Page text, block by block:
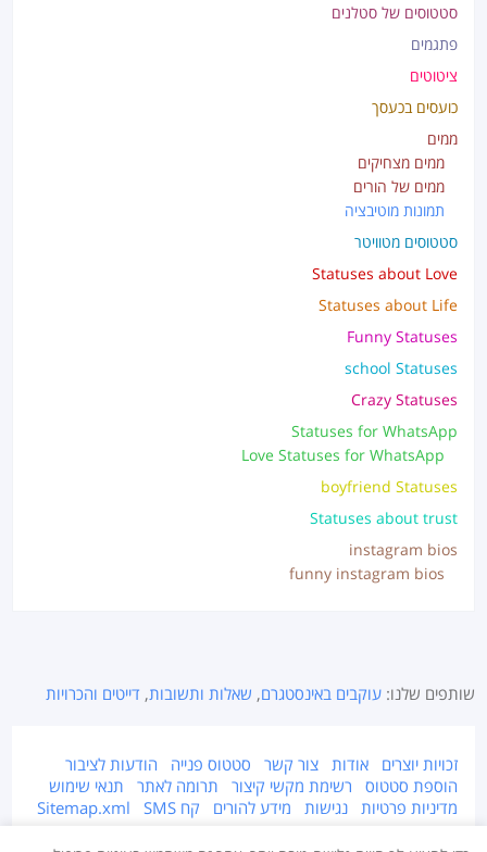
סטטוסים של סטלנים
פתגמים
ציטוטים
כועסים בכעסך
ממים
ממים מצחיקים
ממים של הורים
תמונות מוטיבציה
סטטוסים מטוויטר
Statuses about Love
Statuses about Life
Funny Statuses
school Statuses
Crazy Statuses
Statuses for WhatsApp
Love Statuses for WhatsApp
boyfriend Statuses
Statuses about trust
instagram bios
funny instagram bios
שותפים שלנו:עוקבים באינסטגרם, שאלות ותשובות, דייטים והכרויות
זכויות יוצרים אודות צור קשר סטטוס פנייה
הודעות לציבור
הוספת סטטוס
רשימת מקשי קיצור תרומה לאתר
תנאי שימוש
מדיניות פרטיות
נגישות מידע להורים קח SMS Sitemap.xml